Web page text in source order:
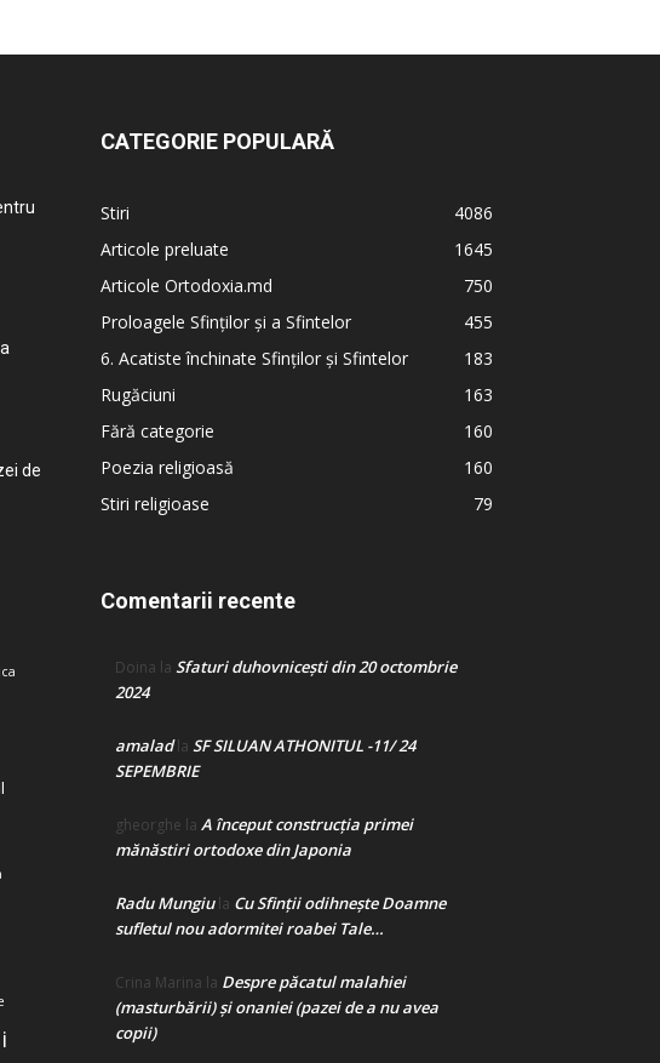
de
CATEGORIE POPULARĂ
Stiri
4086
Articole preluate
1645
Articole Ortodoxia.md
750
Proloagele Sfinților și a Sfintelor
455
6. Acatiste închinate Sfinților și Sfintelor
183
Rugăciuni
163
Fără categorie
160
Poezia religioasă
160
Stiri religioase
79
Comentarii recente
Doina la Sfaturi duhovnicești din 20 octombrie
2024
amaladla SF SILUAN ATHONITUL -11/ 24
SEPEMBRIE
gheorghe la A început construcţia primei
mănăstiri ortodoxe din Japonia
Radu Mungiula Cu Sfinții odihnește Doamne
sufletul nou adormitei roabei Tale…
Crina Marina la Despre păcatul malahiei
(masturbării) şi onaniei (pazei de a nu avea
copii)